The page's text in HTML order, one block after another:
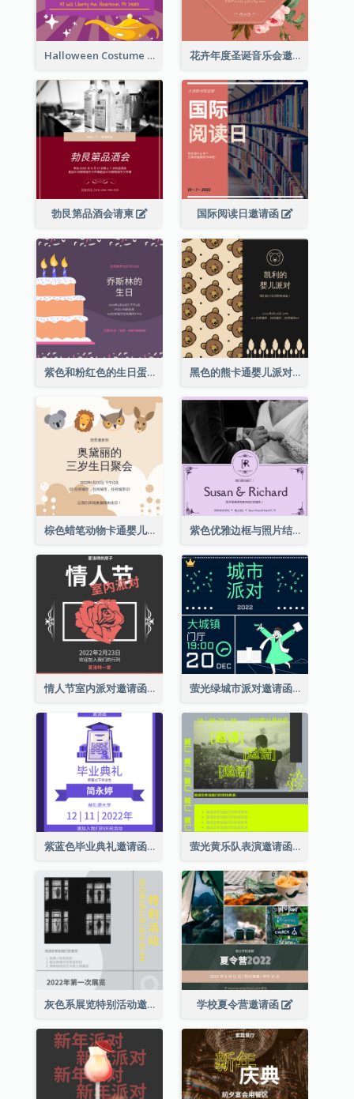
Halloween Costume Party Invitation 花卉年度圣诞音乐会邀请函
勃艮第品酒会请柬 国际阅读日邀请函
紫色和粉红色的生日蛋糕插图聚会请柬 黑色的熊卡通婴儿派对请柬
棕色蜡笔动物卡通婴儿生日邀请 紫色优雅边框与照片结婚请柬
情人节室内派对邀请函 萤光绿城市派对邀请函
紫蓝色毕业典礼邀请函 萤光黄乐队表演邀请函
灰色系展览特别活动邀请函 学校夏令营邀请函